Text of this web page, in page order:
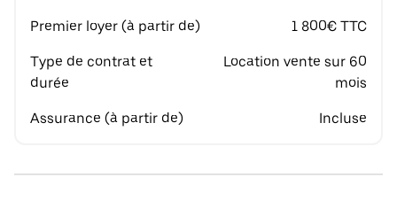
Premier loyer (à partir de) 1 800€ TTC
Type de contrat et
durée
Location vente sur 60
mois
Assurance (à partir de) Incluse